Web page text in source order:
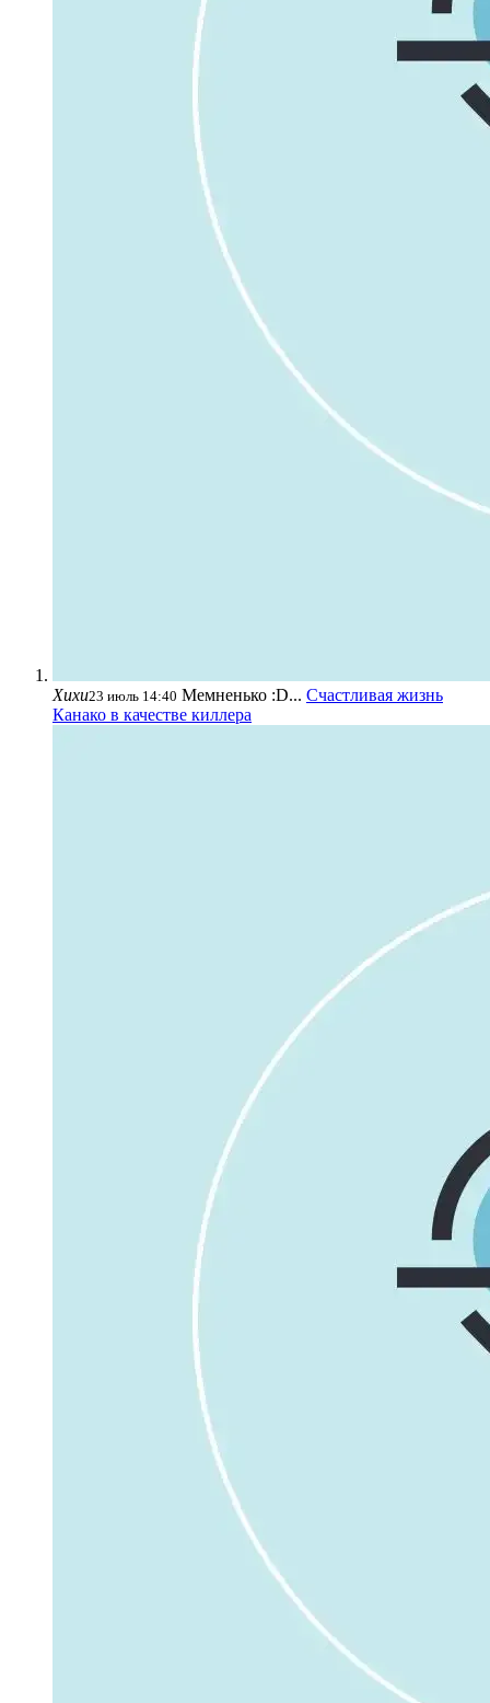
Хихи23 июль 14:40 Мемненько :D... Счастливая жизнь
Канако в качестве киллера